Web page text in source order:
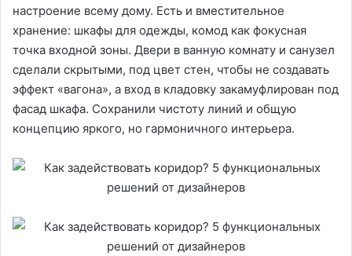
настроение всему дому. Есть и вместительное
хранение: шкафы для одежды, комод как фокусная
точка входной зоны. Двери в ванную комнату и санузел
сделали скрытыми, под цвет стен, чтобы не создавать
эффект «вагона», а вход в кладовку закамуфлирован под
фасад шкафа. Сохранили чистоту линий и общую
концепцию яркого, но гармоничного интерьера.